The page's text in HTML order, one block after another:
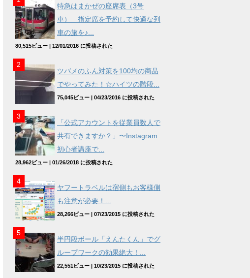
特急はまかぜの座席表（3号
車） 指定席を予約して快適な列
車の旅を♪...
80,515ビュー | 12/01/2016 に投稿された
ツバメのふん対策を100均の商品
でやってみた！☆ハイツの階段...
75,045ビュー | 04/23/2016 に投稿された
「公式アカウントを従業員数人で
共有できますか？」〜Instagram
初心者講座で...
28,962ビュー | 01/26/2018 に投稿された
ヤフートラベルは宿側もお客様側
も注意が必要！...
28,266ビュー | 07/23/2015 に投稿された
半円段ボール「えんたくん」でグ
ループワークの効果絶大！...
22,551ビュー | 10/23/2015 に投稿された